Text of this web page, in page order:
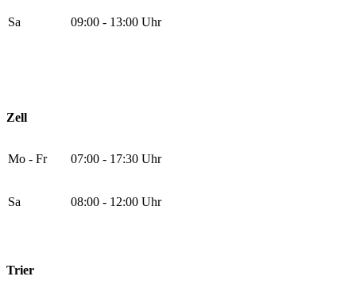
Sa 09:00 - 13:00 Uhr
Zell
Mo - Fr 07:00 - 17:30 Uhr
Sa 08:00 - 12:00 Uhr
Trier